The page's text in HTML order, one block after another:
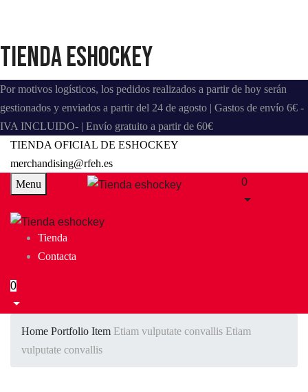
Tienda eshockey
Por motivos logísticos, los pedidos realizados a partir de hoy serán
gestionados y enviados a partir del 24 de agosto | Gastos de envío 6€ -
IVA INCLUIDO- | Envío gratuito a partir de 60€
TIENDA OFICIAL DE ESHOCKEY
merchandising@rfeh.es
Menu
0
Tienda
Contacta
0
Home Portfolio Item Etiam vulputate convallis Etiam
vulputate convallis